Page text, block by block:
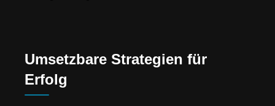
Umsetzbare Strategien für
Erfolg